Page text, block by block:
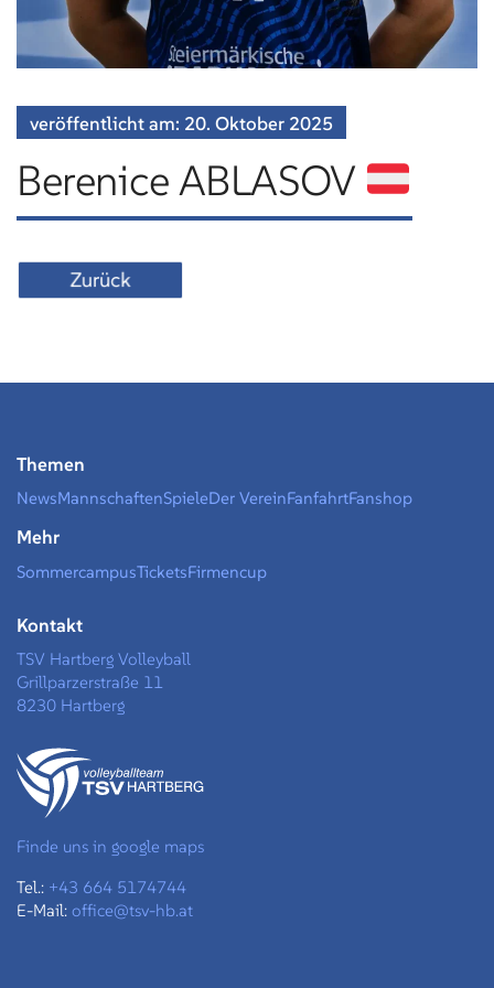
veröffentlicht am: 20. Oktober 2025
Berenice ABLASOV
Zurück
Finde uns in google maps
Tel.: +43 664 5174744
E-Mail: office@tsv-hb.at
Themen
NewsMannschaftenSpieleDer VereinFanfahrtFanshop
Mehr
SommercampusTicketsFirmencup
Kontakt
TSV Hartberg Volleyball
Grillparzerstraße 11
8230 Hartberg